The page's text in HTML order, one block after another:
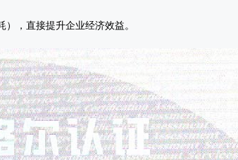
，直接提升企业经济效益‌。